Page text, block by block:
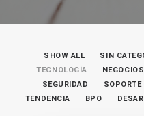
SHOW ALL SIN
TECNOLOGÍA
NEGOCIOS
SEGURIDAD
SOPORTE
TENDENCIA
BPO